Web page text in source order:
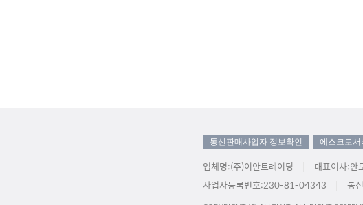
통신판매사업자 정보확인 에스크로서
업체명:(주)이안트레이딩 대표이사:안
사업자등록번호:230-81-04343
통